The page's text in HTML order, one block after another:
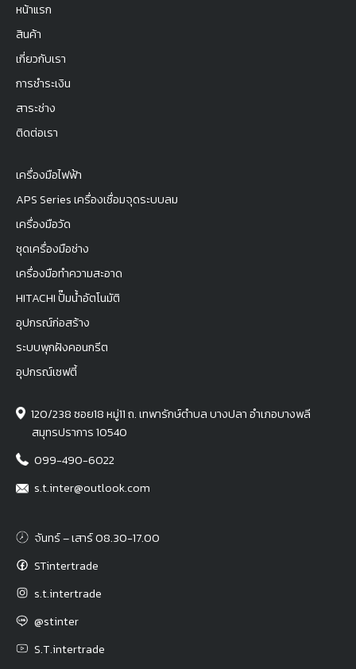
หน้าแรก
สินค้า
เกี่ยวกับเรา
การชำระเงิน
สาระช่าง
ติดต่อเรา
เครื่องมือไฟฟ้า
APS Series เครื่องเชื่อมจุดระบบลม
เครื่องมือวัด
ชุดเครื่องมือช่าง
เครื่องมือทำความสะอาด
HITACHI ปั๊มน้ำอัตโนมัติ
อุปกรณ์ก่อสร้าง
ระบบพุกฝังคอนกรีต
อุปกรณ์เซฟตี้
120/238 ซอย18 หมู่11 ถ. เทพารักษ์ตำบล บางปลา อำเภอบางพลี
สมุทรปราการ 10540
099-490-6022
s.t.inter@outlook.com
จันทร์ – เสาร์ 08.30-17.00
STintertrade
s.t.intertrade
@stinter
S.T.intertrade